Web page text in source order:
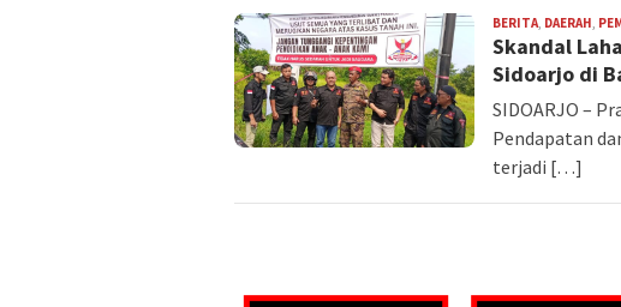
BERITA, DAERAH,
Skandal
Sidoarjo di
SIDOARJO –
Pendapatan
terjadi […]